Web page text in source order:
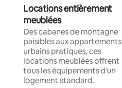
Locations entièrement
meublées
Des cabanes de montagne
paisibles aux appartements
urbains pratiques, ces
locations meublées offrent
tous les équipements d'un
logement standard.